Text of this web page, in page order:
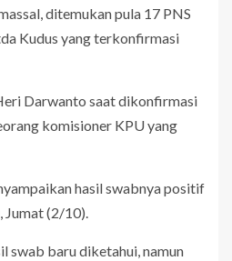
ditemukan pula 17 PNS
Kudus yang terkonfirmasi
Darwanto saat dikonfirmasi
komisioner KPU yang
hasil swabnya positif
Jumat (2/10).
swab baru diketahui, namun